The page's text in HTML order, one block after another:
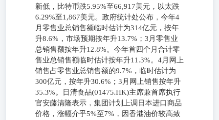
新低，比特币跌5.95%至66,917美元，以太跌
6.29%至1,867美元。政府统计处公布，今年4
月零售业总销售额临时估计为314亿元，按年
升8.6%，市场预期按年升13.7%；3月零售业
总销售额按年升12.8%。今年首四个月合计零
售业总销售额临时估计按年升11.3%。4月网上
销售占零售业总销售额的9.7%，临时估计为
300亿元，按年升30.6%；3月网上销售按年升
35.3%。日清食品(01475.HK)主席兼首席执行
官安藤清隆表示，集团计划上调日本进口商品
价格，涨幅介乎5%至7%，因香港油价较高致